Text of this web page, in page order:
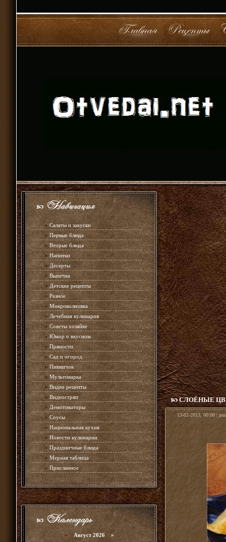
» Салаты и закуски
» Первые блюда
» Вторые блюда
» Напитки
»Десерты
» Выпечка
» Детские рецепты
» Разное
» Микроволновка
» Лечебная кулинария
» Советы хозяйке
» Юмор о вкусном
» Пряности
» Сад и огород
» Пикничок
» Мультиварка
» Видео рецепты
» Видеостряп
» Демотиваторы
» Соусы
» Национальная кухня
» Новости кулинарии
» Праздничные блюда
» Мерная таблица
» Присланное
« Август 2026 »
СЛОЁНЫЕ
13-02-2013, 00:00 |